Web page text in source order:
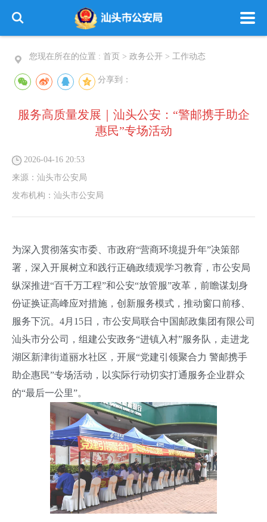
您现在所在的位置 : 首页 > 政务公开 > 工作动态
分享到：
服务高质量发展｜汕头公安：“警邮携手助企
惠民”专场活动
2026-04-16 20:53
来源： 汕头市公安局
发布机构： 汕头市公安局
为深入贯彻落实市委、市政府“营商环境提升年”决策部
署，深入开展树立和践行正确政绩观学习教育，市公安局
纵深推进“百千万工程”和公安“放管服”改革，前瞻谋划身
份证换证高峰应对措施，创新服务模式，推动窗口前移、
服务下沉。4月15日，市公安局联合中国邮政集团有限公司
汕头市分公司，组建公安政务“进镇入村”服务队，走进龙
湖区新津街道丽水社区，开展“党建引领聚合力 警邮携手
助企惠民”专场活动，以实际行动切实打通服务企业群众
的“最后一公里”。